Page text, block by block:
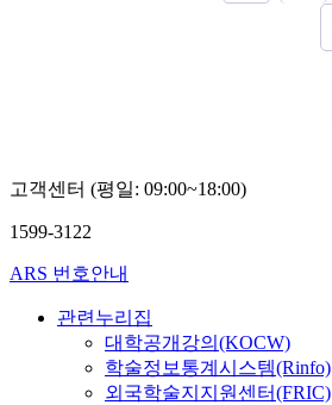
고객센터 (평일: 09:00~18:00)
1599-3122
ARS 번호안내
관련누리집
대학공개강의(KOCW)
학술정보통계시스템(Rinfo)
외국학술지지원센터(FRIC)